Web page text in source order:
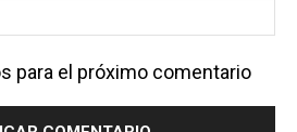
para el próximo comentario